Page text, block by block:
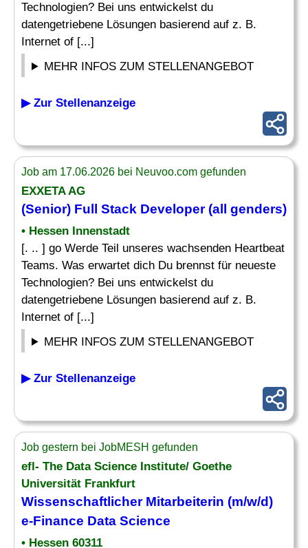
Technologien? Bei uns entwickelst du
datengetriebene Lösungen basierend auf z. B.
Internet of [...]
MEHR INFOS ZUM STELLENANGEBOT
▶ Zur Stellenanzeige
Job am 17.06.2026 bei Neuvoo.com gefunden
EXXETA AG
(Senior) Full Stack Developer (all genders)
• Hessen Innenstadt
[. .. ] go Werde Teil unseres wachsenden Heartbeat
Teams. Was erwartet dich Du brennst für neueste
Technologien? Bei uns entwickelst du
datengetriebene Lösungen basierend auf z. B.
Internet of [...]
MEHR INFOS ZUM STELLENANGEBOT
▶ Zur Stellenanzeige
Job gestern bei JobMESH gefunden
efl- The Data Science Institute/ Goethe
Universität Frankfurt
Wissenschaftlicher Mitarbeiterin (m/w/d)
e-Finance Data Science
• Hessen 60311